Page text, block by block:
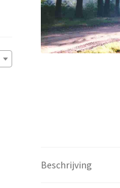
Beschrijving